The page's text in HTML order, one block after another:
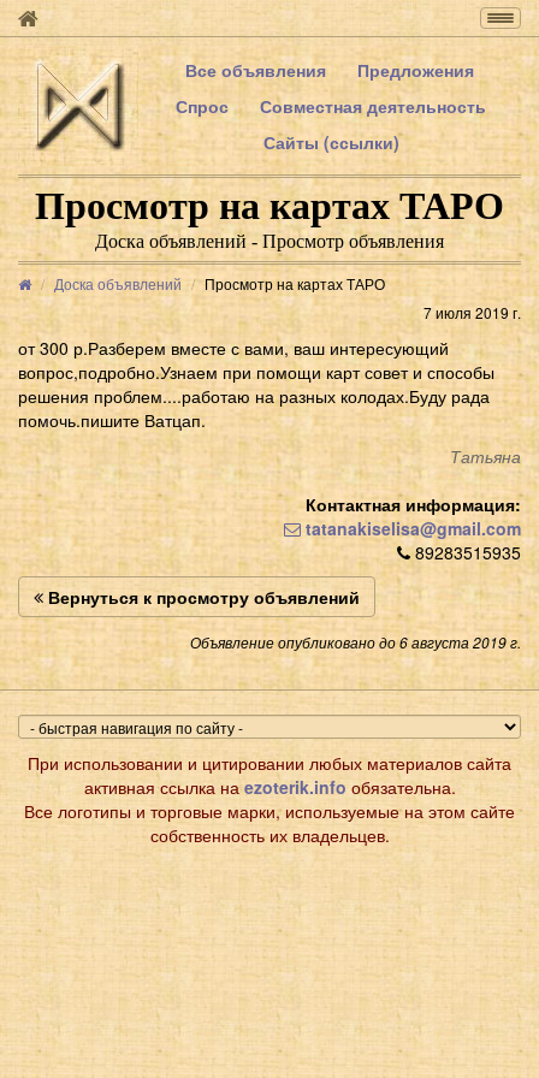
Все объявления
Предложения
Спрос
Совместная деятельность
Сайты (ссылки)
Просмотр на картах ТАРО
Доска объявлений - Просмотр объявления
Доска объявлений
Просмотр на картах ТАРО
7 июля 2019 г.
от 300 р.Разберем вместе с вами, ваш интересующий
вопрос,подробно.Узнаем при помощи карт совет и способы
решения проблем....работаю на разных колодах.Буду рада
помочь.пишите Ватцап.
Татьяна
Контактная информация:
tatanakiselisa@gmail.com
89283515935
Вернуться к просмотру объявлений
Объявление опубликовано до 6 августа 2019 г.
При использовании и цитировании любых материалов сайта
активная ссылка наezoterik.info обязательна.
Все логотипы и торговые марки, используемые на этом сайте
собственность их владельцев.